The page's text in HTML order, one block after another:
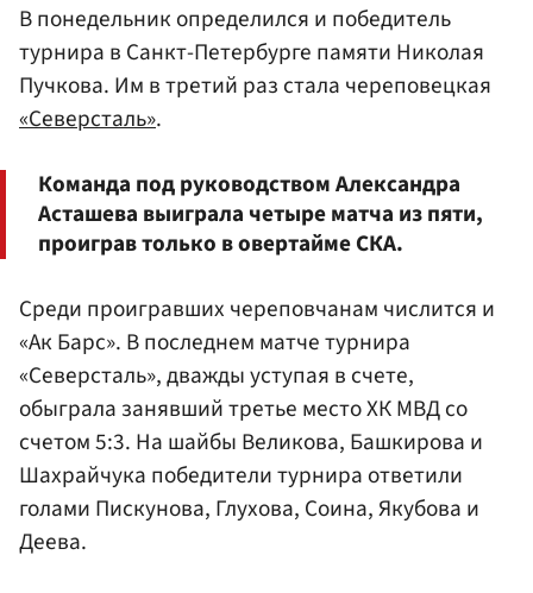
В понедельник определился и победитель
турнира в Санкт-Петербурге памяти Николая
Пучкова. Им в третий раз стала череповецкая
«Северсталь».
Команда под руководством Александра
Асташева выиграла четыре матча из пяти,
проиграв только в овертайме СКА.
Среди проигравших череповчанам числится и
«Ак Барс». В последнем матче турнира
«Северсталь», дважды уступая в счете,
обыграла занявший третье место ХК МВД со
счетом 5:3. На шайбы Великова, Башкирова и
Шахрайчука победители турнира ответили
голами Пискунова, Глухова, Соина, Якубова и
Деева.